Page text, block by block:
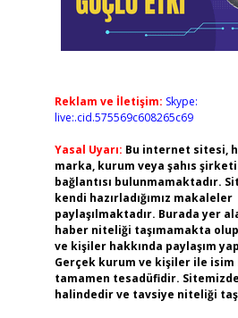
Reklam ve İletişim: Skype:
live:.cid.575569c608265c69
Yasal Uyarı: Bu internet sitesi,
marka, kurum veya şahıs
bağlantısı bulunmamaktadır.
kendi hazırladığımız makaleler
paylaşılmaktadır. Burada yer
haber niteliği taşımamakta
ve kişiler hakkında paylaşım
Gerçek kurum ve kişiler ile
tamamen tesadüfidir.
halindedir ve tavsiye niteliği